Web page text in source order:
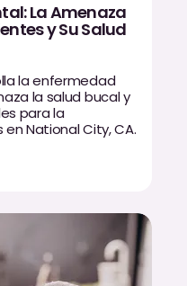
La Amenaza
y Su Salud
la enfermedad
la salud bucal y
para la
National City, CA.